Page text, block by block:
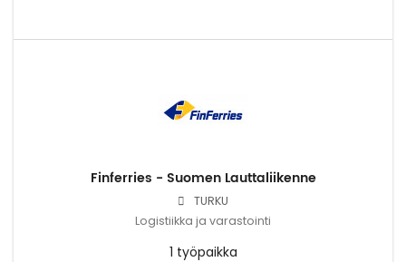
Finferries - Suomen Lauttaliikenne
TURKU
Logistiikka ja varastointi
1 työpaikka